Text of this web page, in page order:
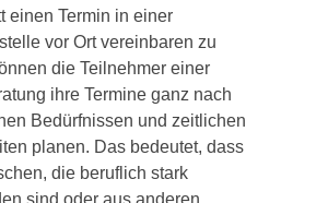
einen Termin in einer
vor Ort vereinbaren zu
die Teilnehmer einer
ihre Termine ganz nach
Bedürfnissen und zeitlichen
planen. Das bedeutet, dass
die beruflich stark
sind oder aus anderen